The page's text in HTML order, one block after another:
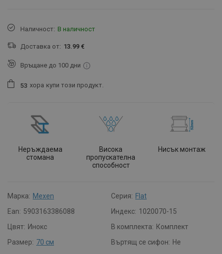
Наличност: В наличност
Доставка от: 13.99 €
Връщане до 100 дни
53 хора купи този продукт.
Неръждаема
стомана
Висока
пропускателна
способност
Нисък монтаж
Марка: Mexen Серия: Flat
Ean: 5903163386088 Индекс: 1020070-15
Цвят: Инокс В комплекта: Комплект
Размер: 70 см Въртящ се сифон: Не